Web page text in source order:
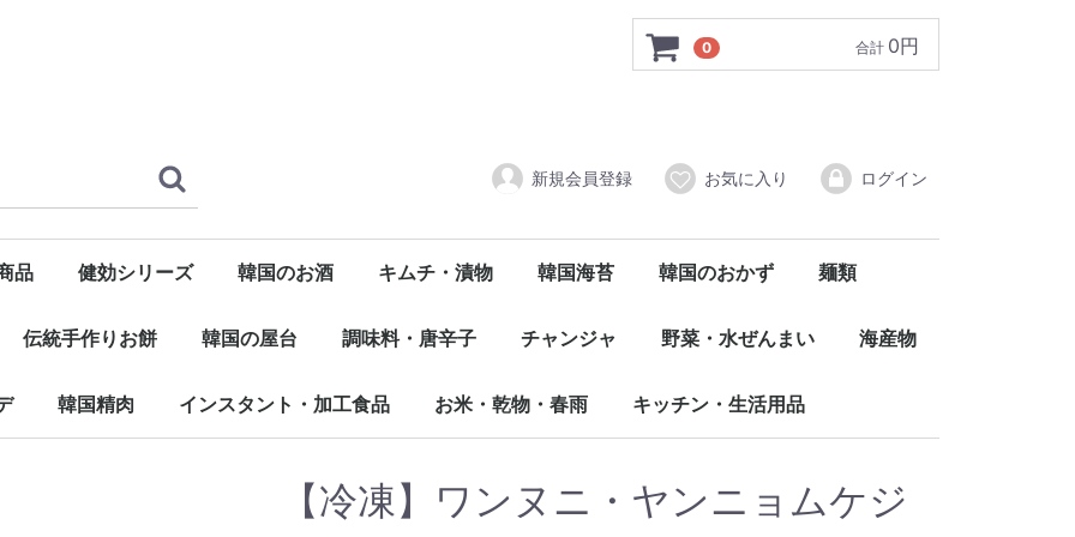
新規会員登録 お気に入り ログイン
0 合計 0円
品 健効シリーズ 韓国のお酒
マッコリ 大韓民国
焼酎
ビール
ワイン
淸酒
つまみ
キムチ・漬物
その他キムチ
匠のキムチ
純農園 玉キムチ
フルーツキムチ
宗家キムチ
韓国農協
韓国海苔
弁当用
全形
その他
韓国のおかず
匠
フルーツ ワンヌニ（自社PB商品）
その他
麺類
袋ラーメン
カップラーメン
冷麺
その他の麺類
伝統手作りお餅 韓国の屋台
トッポキ
トック
チヂミ
ホットック
餃子
調味料・唐辛子
コチュジャン
デンジャン
サムジャン
その他味噌類
タレ・ソース・ダデギ
醤油 / ごま油
エキス
ダシダ・粉末
胡椒
唐辛子粉
その他
チャンジャ
味付けチャンジャ
冷凍チャンジャ
野菜・水ぜんまい
野菜・果物
その他
海産物
韓国精肉 インスタント・加工食品 お米・乾物・春雨 キッチン・生活用品
【冷凍】ワンヌニ・ヤンニョムケジ